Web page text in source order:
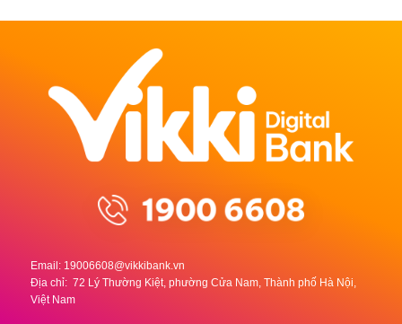
Email: 19006608@vikkibank.vn
Địa chỉ: 72 Lý Thường Kiệt, phường Cửa Nam, Thành phố Hà Nội,
Việt Nam